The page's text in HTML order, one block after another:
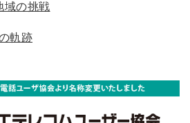
域の挑戦
軌跡